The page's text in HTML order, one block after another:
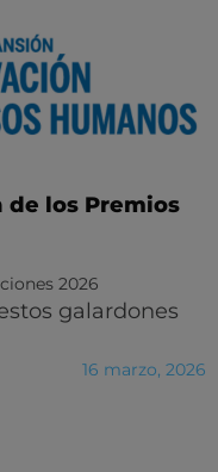
de los Premios
2026
galardones
16 marzo, 2026